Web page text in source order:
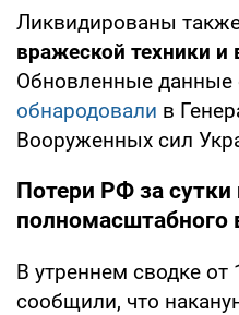
Ликвидированы
вражеской техники и
Обновленные данные
обнародовали в
Вооруженных сил
Потери РФ за сутки
полномасштабного
В утреннем сводке
сообщили, что